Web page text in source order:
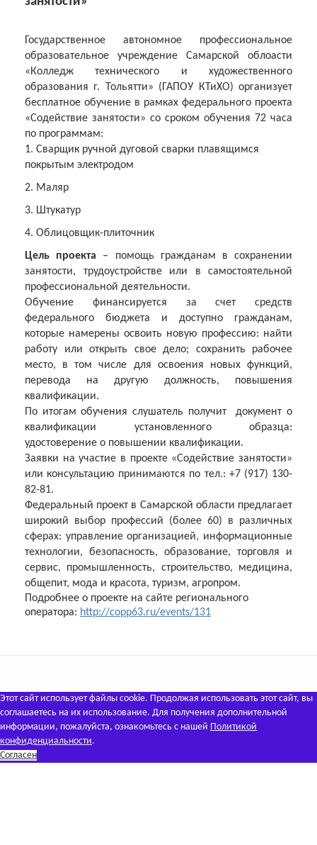
Государственное автономное профессиональное
образовательное учреждение Самарской облоасти
«Колледж технического и художественного
образования г. Тольятти» (ГАПОУ КТиХО) организует
бесплатное обучение в рамках федерального проекта
«Содействие занятости» со сроком обучения 72 часа
по программам:
1. Сварщик ручной дуговой сварки плавящимся
покрытым электродом
2. Маляр
3. Штукатур
4. Облицовщик-плиточник
Цель проекта – помощь гражданам в сохранении
занятости, трудоустройстве или в самостоятельной
профессиональной деятельности.
Обучение финансируется за счет средств
федерального бюджета и доступно гражданам,
которые намерены освоить новую профессию: найти
работу или открыть свое дело; сохранить рабочее
место, в том числе для освоения новых функций,
перевода на другую должность, повышения
квалификации.
По итогам обучения слушатель получит документ о
квалификации установленного образца:
удостоверение о повышении квалификации.
Заявки на участие в проекте «Содействие занятости»
или консультацию принимаются по тел.: +7 (917) 130-
82-81.
Федеральный проект в Самарской области предлагает
широкий выбор профессий (более 60) в различных
сферах: управление организацией, информационные
технологии, безопасность, образование, торговля и
сервис, промышленность, строительство, медицина,
общепит, мода и красота, туризм, агропром.
Подробнее о проекте на сайте регионального
оператора: http://copp63.ru/events/131
Этот сайт использует файлы cookie. Продолжая использовать этот сайт, вы
соглашаетесь на их использование. Для получения дополнительной
информации, пожалуйста, ознакомьтесь с нашей Политикой
конфиденциальности.
Согласен